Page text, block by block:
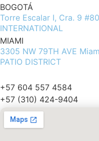
BOGOTÁ
Torre Escalar I, Cra. 9
INTERNATIONAL
MIAMI
3305 NW 79TH AVE
PATIO DISTRICT
+57 604 557 4584
+57 (310) 424-9404